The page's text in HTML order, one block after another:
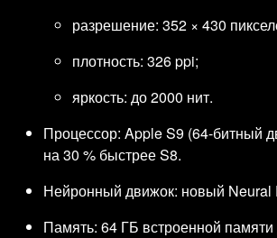
разрешение: 352 × 430
плотность: 326 ppi;
яркость: до 2000 нит.
Процессор: Apple S9 (64‑битный
на 30 % быстрее S8.
Нейронный движок: новый Neural
Память: 64 ГБ встроенной